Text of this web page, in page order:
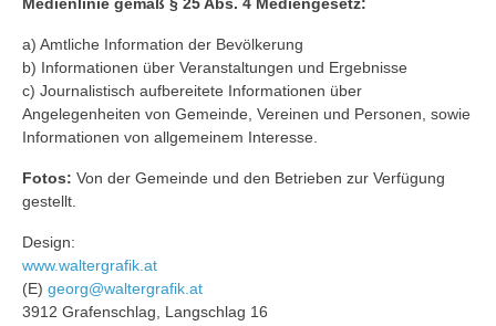
a) Amtliche Information der Bevölkerung
b) Informationen über Veranstaltungen und Ergebnisse
c) Journalistisch aufbereitete Informationen über
Angelegenheiten von Gemeinde, Vereinen und Personen, sowie
Informationen von allgemeinem Interesse.
Fotos: Von der Gemeinde und den Betrieben zur Verfügung
gestellt.
Design:
www.waltergrafik.at
(E) georg@waltergrafik.at
3912 Grafenschlag, Langschlag 16